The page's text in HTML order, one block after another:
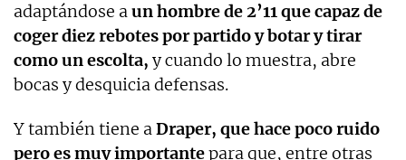
adaptándose aun hombre de 2’11 que capaz de
coger diez rebotes por partido y botar y tirar
como un escolta, y cuando lo muestra, abre
bocas y desquicia defensas.
Y también tiene aDraper, que hace poco ruido
pero es muy importantepara que, entre otras